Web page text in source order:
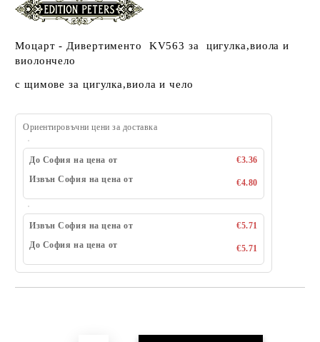
Моцарт - Дивертименто KV563 за цигулка,виола и
виолончело
с щимове за цигулка,виола и чело
Ориентировъчни цени за доставка
До София на цена от
€3.36
Извън София на цена от
€4.80
Извън София на цена от
€5.71
До София на цена от
€5.71